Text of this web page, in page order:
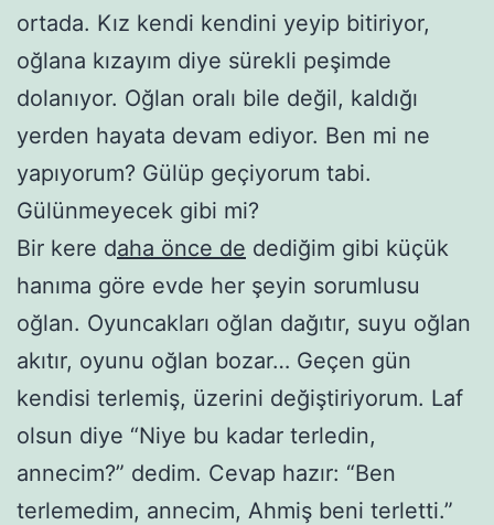
ortada. Kız kendi kendini yeyip bitiriyor,
oğlana kızayım diye sürekli peşimde
dolanıyor. Oğlan oralı bile değil, kaldığı
yerden hayata devam ediyor. Ben mi ne
yapıyorum? Gülüp geçiyorum tabi.
Gülünmeyecek gibi mi?
Bir kere daha önce de dediğim gibi küçük
hanıma göre evde her şeyin sorumlusu
oğlan. Oyuncakları oğlan dağıtır, suyu oğlan
akıtır, oyunu oğlan bozar… Geçen gün
kendisi terlemiş, üzerini değiştiriyorum. Laf
olsun diye “Niye bu kadar terledin,
annecim?” dedim. Cevap hazır: “Ben
terlemedim, annecim, Ahmiş beni terletti.”